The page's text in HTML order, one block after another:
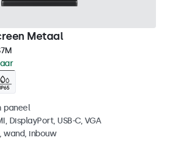
Metaal
paneel
DisplayPort, USB-C, VGA
wand, inbouw